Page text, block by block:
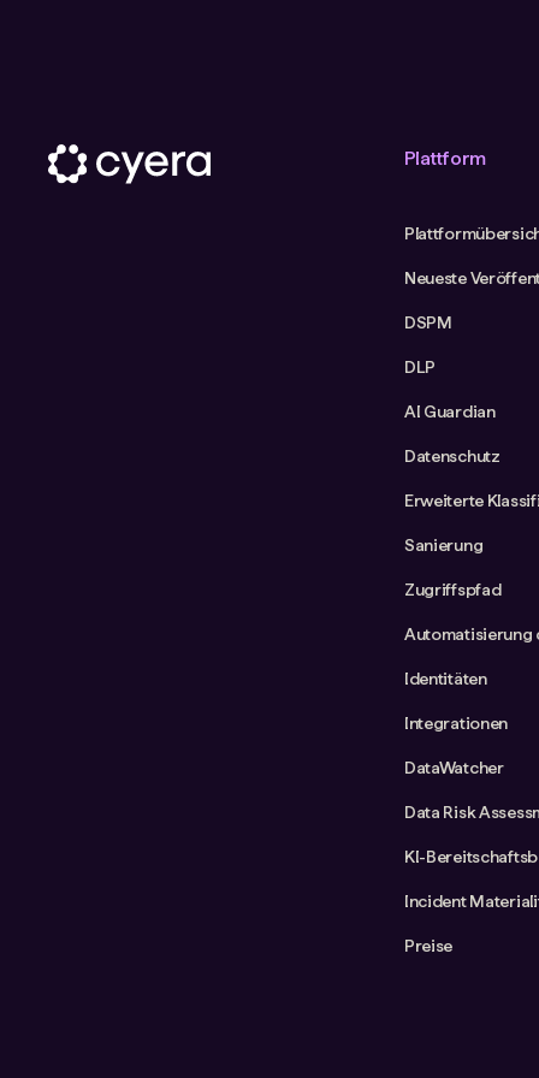
Plattform
Neueste
DSPM
DLP
AI Guardian
Datenschutz
Erweiterte
Sanierung
Zugriffspfad
Automatisierung
Identitäten
Integrationen
DataWatcher
Data Risk
KI-
Incident
Preise